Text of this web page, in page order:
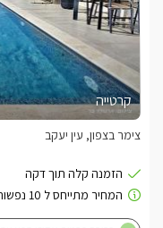
קרטייה
צימר בצפון, עין יעקב